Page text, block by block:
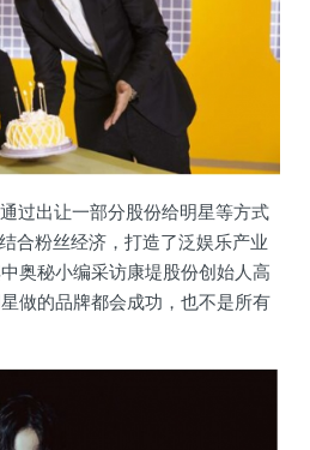
过出让一部分股份给明星等方式
合粉丝经济，打造了泛娱乐产业
奥秘小编采访康堤股份创始人高
做的品牌都会成功，也不是所有